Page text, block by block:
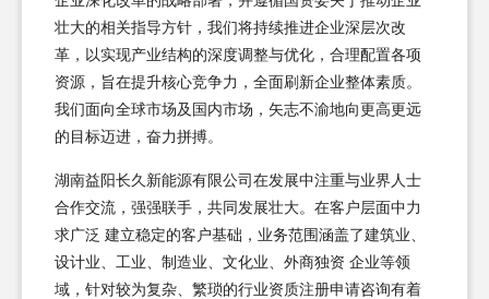
壮大的相关指导方针，我们将持续推进企业深层次改
革，以实现产业结构的深度调整与优化，合理配置各项
资源，旨在提升核心竞争力，全面刷新企业整体素质。
我们面向全球市场及国内市场，矢志不渝地向更高更远
的目标迈进，奋力拼搏。
湖南益阳长久新能源有限公司在发展中注重与业界人士
合作交流，强强联手，共同发展壮大。在客户层面中力
求广泛 建立稳定的客户基础，业务范围涵盖了建筑业、
设计业、工业、制造业、文化业、外商独资 企业等领
域，针对较为复杂、繁琐的行业资质注册申请咨询有着